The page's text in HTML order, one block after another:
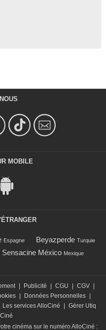
MOBILE
Espagne Beyazperde Turquie
Sensacine México Mexique
| Publicité | CGU | CGV |
| Données Personnelles |
Les services AlloCiné | Gérer Utiq
cinéma sur le numéro AlloCiné :